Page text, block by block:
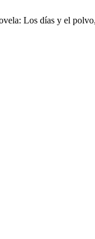
Los días y el